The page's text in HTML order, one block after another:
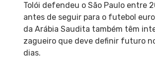
Tolói defendeu o São Paulo entre
antes de seguir para o futebol
da Arábia Saudita também têm
zagueiro que deve definir futuro
dias.